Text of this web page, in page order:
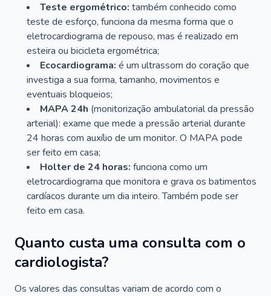
Teste ergométrico: também conhecido como
teste de esforço, funciona da mesma forma que o
eletrocardiograma de repouso, mas é realizado em
esteira ou bicicleta ergométrica;
Ecocardiograma: é um ultrassom do coração que
investiga a sua forma, tamanho, movimentos e
eventuais bloqueios;
MAPA 24h (monitorização ambulatorial da pressão
arterial): exame que mede a pressão arterial durante
24 horas com auxílio de um monitor. O MAPA pode
ser feito em casa;
Holter de 24 horas: funciona como um
eletrocardiograma que monitora e grava os batimentos
cardíacos durante um dia inteiro. Também pode ser
feito em casa.
Quanto custa uma consulta com o
cardiologista?
Os valores das consultas variam de acordo com o